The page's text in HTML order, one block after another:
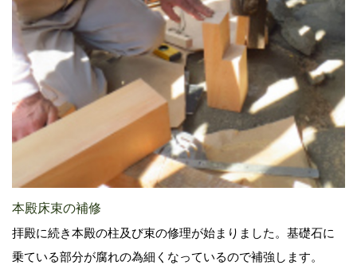
本殿床束の補修
拝殿に続き本殿の柱及び束の修理が始まりました。基礎石に
乗ている部分が腐れの為細くなっているので補強します。